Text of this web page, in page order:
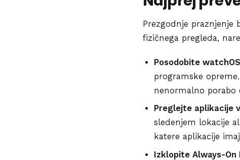
Prezgodnje praznjenje
fizičnega pregleda,
Posodobite
programske
nenormalno porabo
Preglejte aplikacije
sledenjem lokacije
katere aplikacije
Izklopite Always-On